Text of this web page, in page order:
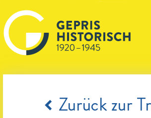
Zurück zur